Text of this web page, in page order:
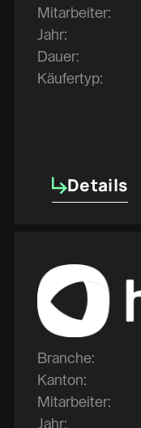
Mitarbeiter:
Jahr:
Dauer:
Käufertyp:
Details
Details
Branche:
Kanton:
Mitarbeiter:
Jahr: